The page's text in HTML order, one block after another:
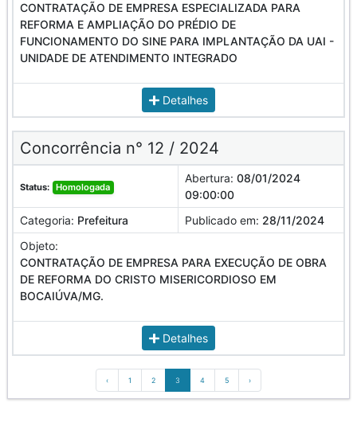
CONTRATAÇÃO DE EMPRESA ESPECIALIZADA PARA
REFORMA E AMPLIAÇÃO DO PRÉDIO DE
FUNCIONAMENTO DO SINE PARA IMPLANTAÇÃO DA UAI -
UNIDADE DE ATENDIMENTO INTEGRADO
Detalhes
Concorrência n° 12 / 2024
Status: Homologada
Abertura: 08/01/2024
09:00:00
Categoria: Prefeitura Publicado em: 28/11/2024
Objeto:
CONTRATAÇÃO DE EMPRESA PARA EXECUÇÃO DE OBRA
DE REFORMA DO CRISTO MISERICORDIOSO EM
BOCAIÚVA/MG.
Detalhes
‹ 1 2 3 4 5 ›